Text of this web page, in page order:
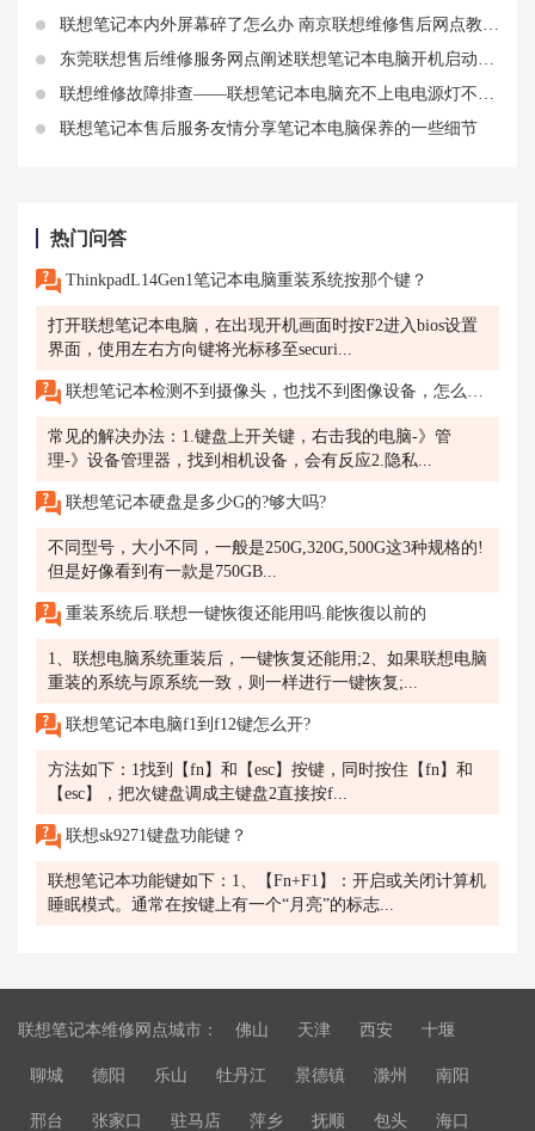
联想笔记本内外屏幕碎了怎么办 南京联想维修售后网点教你如何处理
东莞联想售后维修服务网点阐述联想笔记本电脑开机启动不起来进不了系统
联想维修故障排查——联想笔记本电脑充不上电电源灯不亮怎么修
联想笔记本售后服务友情分享笔记本电脑保养的一些细节
热门问答
ThinkpadL14Gen1笔记本电脑重装系统按那个键？
打开联想笔记本电脑，在出现开机画面时按F2进入bios设置
界面，使用左右方向键将光标移至securi...
联想笔记本检测不到摄像头，也找不到图像设备，怎么解决？
常见的解决办法：1.键盘上开关键，右击我的电脑-》管
理-》设备管理器，找到相机设备，会有反应2.隐私...
联想笔记本硬盘是多少G的?够大吗?
不同型号，大小不同，一般是250G,320G,500G这3种规格的!
但是好像看到有一款是750GB...
重装系统后.联想一键恢復还能用吗.能恢復以前的
1、联想电脑系统重装后，一键恢复还能用;2、如果联想电脑
重装的系统与原系统一致，则一样进行一键恢复;...
联想笔记本电脑f1到f12键怎么开?
方法如下：1找到【fn】和【esc】按键，同时按住【fn】和
【esc】，把次键盘调成主键盘2直接按f...
联想sk9271键盘功能键？
联想笔记本功能键如下：1、【Fn+F1】：开启或关闭计算机
睡眠模式。通常在按键上有一个“月亮”的标志...
联想笔记本维修网点城市： 佛山 天津 西安 十堰
聊城 德阳 乐山 牡丹江 景德镇 滁州 南阳
邢台 张家口 驻马店 萍乡 抚顺 包头 海口